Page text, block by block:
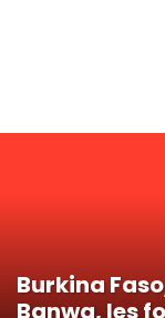
Burkina
Banwa, les